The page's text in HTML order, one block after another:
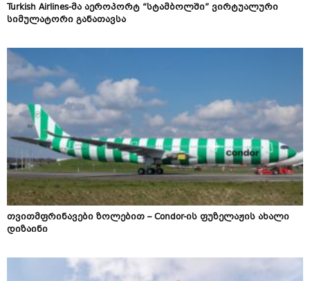
Turkish Airlines-მა აეროპორტ “სტამბოლში” ვირტუალური
სიმულატორი განათავსა
თვითმფრინავები ზოლებით – Condor-ის ფუზელაჟის ახალი
დიზაინი